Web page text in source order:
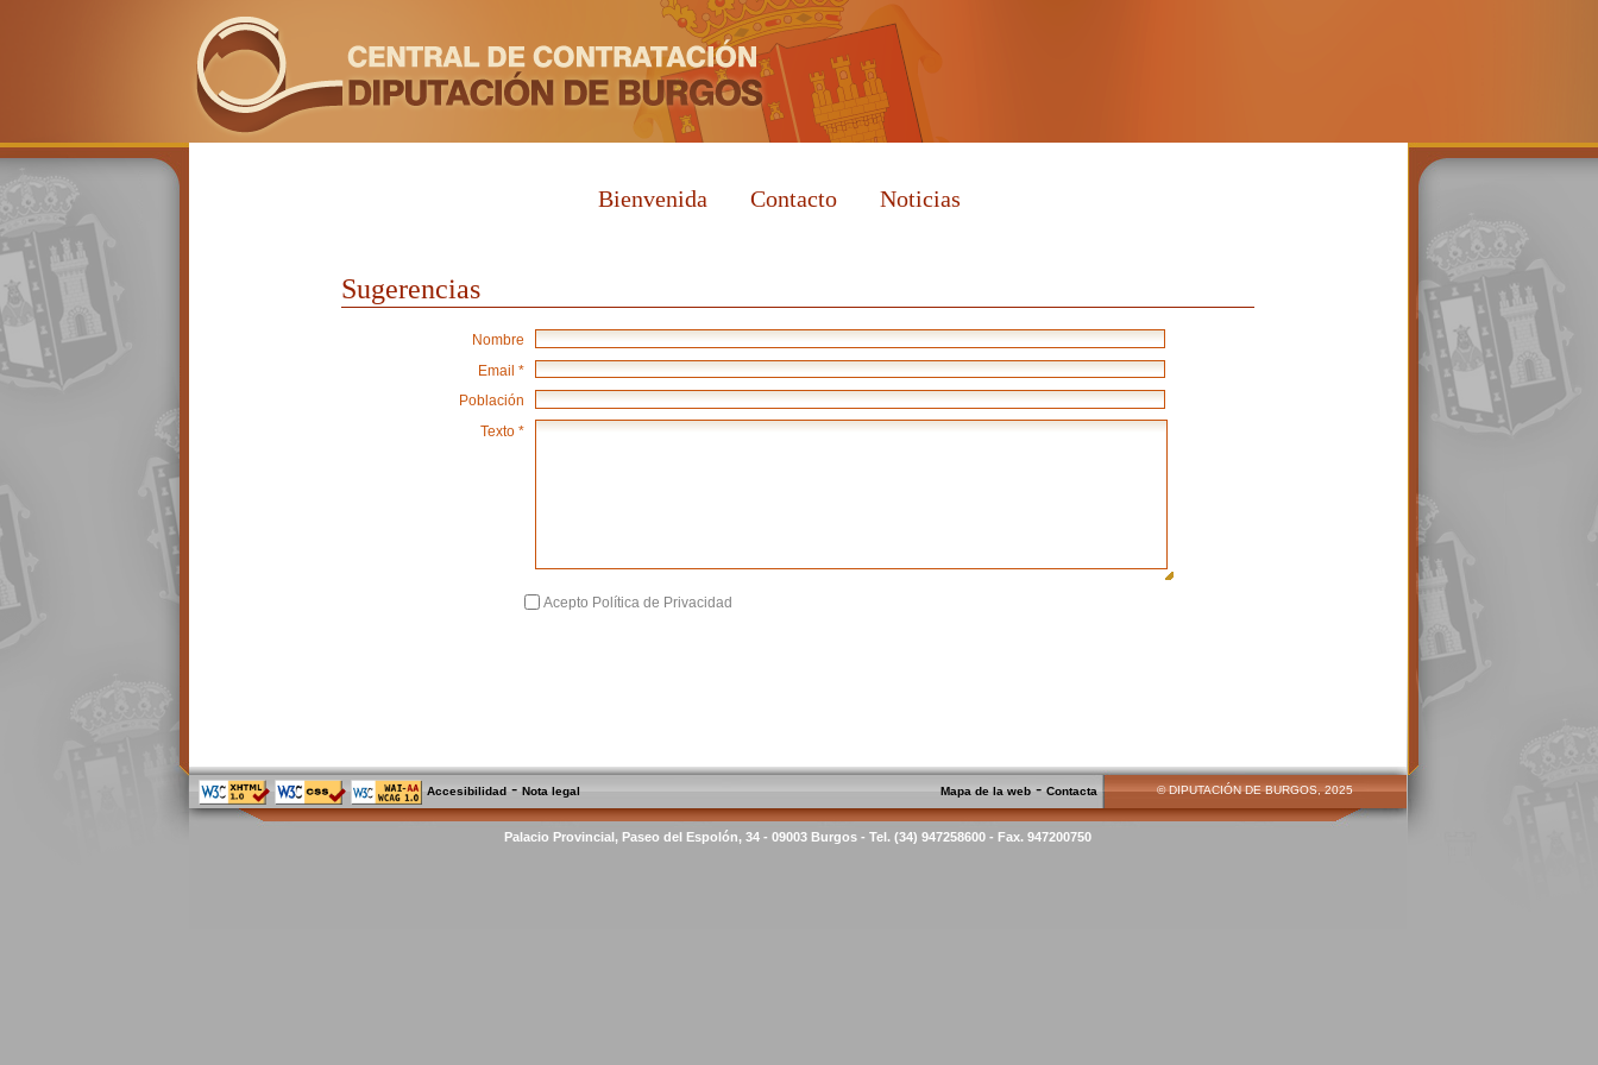
Bienvenida Contacto Noticias
Sugerencias
Nombre
Email *
Población
Texto *
Acepto Política de Privacidad
Accesibilidad -Nota legal Mapa de la web -Contacta © DIPUTACIÓN DE BURGOS, 2025
Palacio Provincial, Paseo del Espolón, 34 - 09003 Burgos - Tel. (34) 947258600 - Fax. 947200750